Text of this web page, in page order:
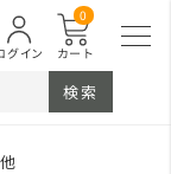
カート
0
グイン
検索